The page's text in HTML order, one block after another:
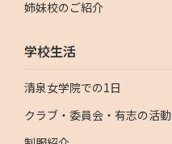
姉妹校のご紹介
学校生活
清泉女学院での1日
クラブ・委員会・有志の活動